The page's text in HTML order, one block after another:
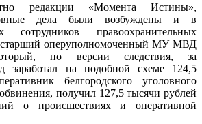
редакции «Момента Истины»,
дела были возбуждены и в
сотрудников правоохранительных
старший оперуполномоченный МУ МВД
по версии следствия, за
заработал на подобной схеме 124,5
белгородского уголовного
получил 127,5 тысячи рублей
о происшествиях и оперативной